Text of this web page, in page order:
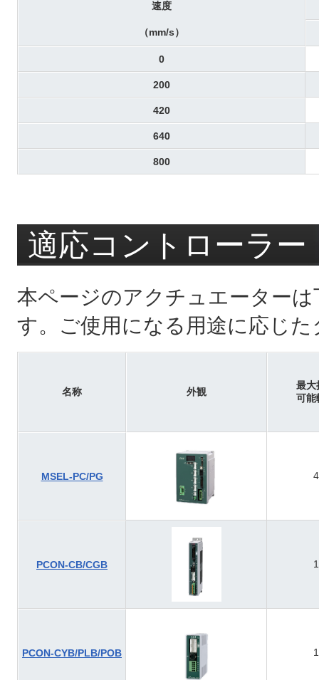
速度
（mm/s）
0
200
420
640
800
適応コントローラー
本ページのアクチュエーター
す。ご使用になる用途に応じ
名称 外観
最大
可能
MSEL-PC/PG 4
PCON-CB/CGB 1
PCON-CYB/PLB/POB 1